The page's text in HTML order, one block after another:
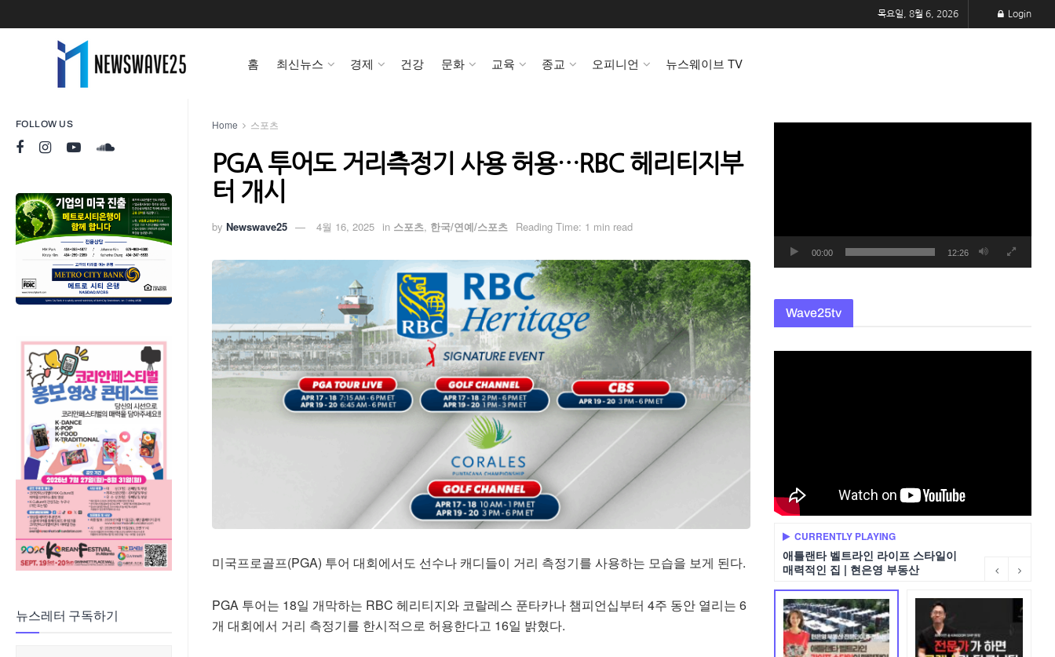
FOLLOW US
뉴스레터 구독하기
목요일, 8월 6, 2026 Login
홈 최신뉴스 경제 건강 문화 교육 종교 오피니언 뉴스웨이브 TV
Home 스포츠
PGA 투어도 거리측정기 사용 허용…RBC 헤리티지부
터 개시
by Newswave25 4월 16, 2025 in 스포츠, 한국/연예/스포츠 Reading Time: 1 min read
미국프로골프(PGA) 투어 대회에서도 선수나 캐디들이 거리 측정기를 사용하는 모습을 보게 된다.
PGA 투어는 18일 개막하는 RBC 헤리티지와 코랄레스 푼타카나 챔피언십부터 4주 동안 열리는 6
개 대회에서 거리 측정기를 한시적으로 허용한다고 16일 밝혔다.
00:00 12:26
Wave25tv
CURRENTLY PLAYING
애틀랜타 벨트라인 라이프 스타일이
매력적인 집 | 현은영 부동산